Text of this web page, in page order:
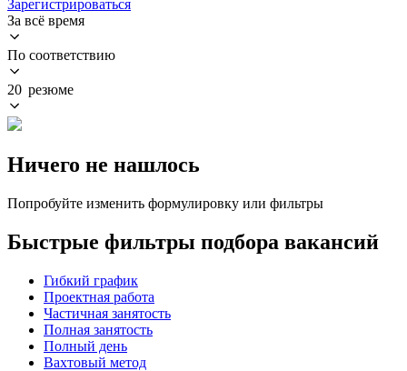
Зарегистрироваться
За всё время
По соответствию
20 резюме
Ничего не нашлось
Попробуйте изменить формулировку или фильтры
Быстрые фильтры подбора вакансий
Гибкий график
Проектная работа
Частичная занятость
Полная занятость
Полный день
Вахтовый метод